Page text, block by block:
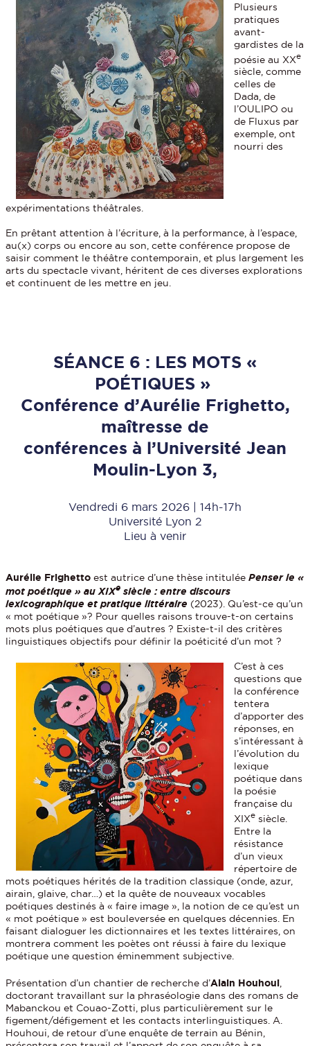
Plusieurs
pratiques
avant-
gardistes de la
poésie au XXe
siècle, comme
celles de
Dada, de
l’OULIPO ou
de Fluxus par
exemple, ont
nourri des
expérimentations théâtrales.
En prêtant attention à l’écriture, à la performance, à l’espace,
au(x) corps ou encore au son, cette conférence propose de
saisir comment le théâtre contemporain, et plus largement les
arts du spectacle vivant, héritent de ces diverses explorations
et continuent de les mettre en jeu.
SÉANCE 6 : LES MOTS «
POÉTIQUES »
Conférence d’Aurélie Frighetto,
maîtresse de
conférences à l’Université Jean
Moulin-Lyon 3,
Vendredi 6 mars 2026 | 14h-17h
Université Lyon 2
Lieu à venir
Aurélie Frighetto est autrice d’une thèse intituléePenser le «
mot poétique » au XIXe siècle : entre discours
lexicographique et pratique littéraire (2023). Qu’est-ce qu’un
« mot poétique »? Pour quelles raisons trouve-t-on certains
mots plus poétiques que d’autres ? Existe-t-il des critères
linguistiques objectifs pour définir la poéticité d’un mot ?
C’est à ces
questions que
la conférence
tentera
d’apporter des
réponses, en
s’intéressant à
l’évolution du
lexique
poétique dans
la poésie
française du
XIXe siècle.
Entre la
résistance
d’un vieux
répertoire de
mots poétiques hérités de la tradition classique (onde, azur,
airain, glaive, char…) et la quête de nouveaux vocables
poétiques destinés à « faire image », la notion de ce qu’est un
« mot poétique » est bouleversée en quelques décennies. En
faisant dialoguer les dictionnaires et les textes littéraires, on
montrera comment les poètes ont réussi à faire du lexique
poétique une question éminemment subjective.
Présentation d’un chantier de recherche d’Alain Houhoui
doctorant travaillant sur la phraséologie dans des romans de
Mabanckou et Couao-Zotti, plus particulièrement sur le
figement/défigement et les contacts interlinguistiques. A.
Houhoui, de retour d’une enquête de terrain au Bénin,